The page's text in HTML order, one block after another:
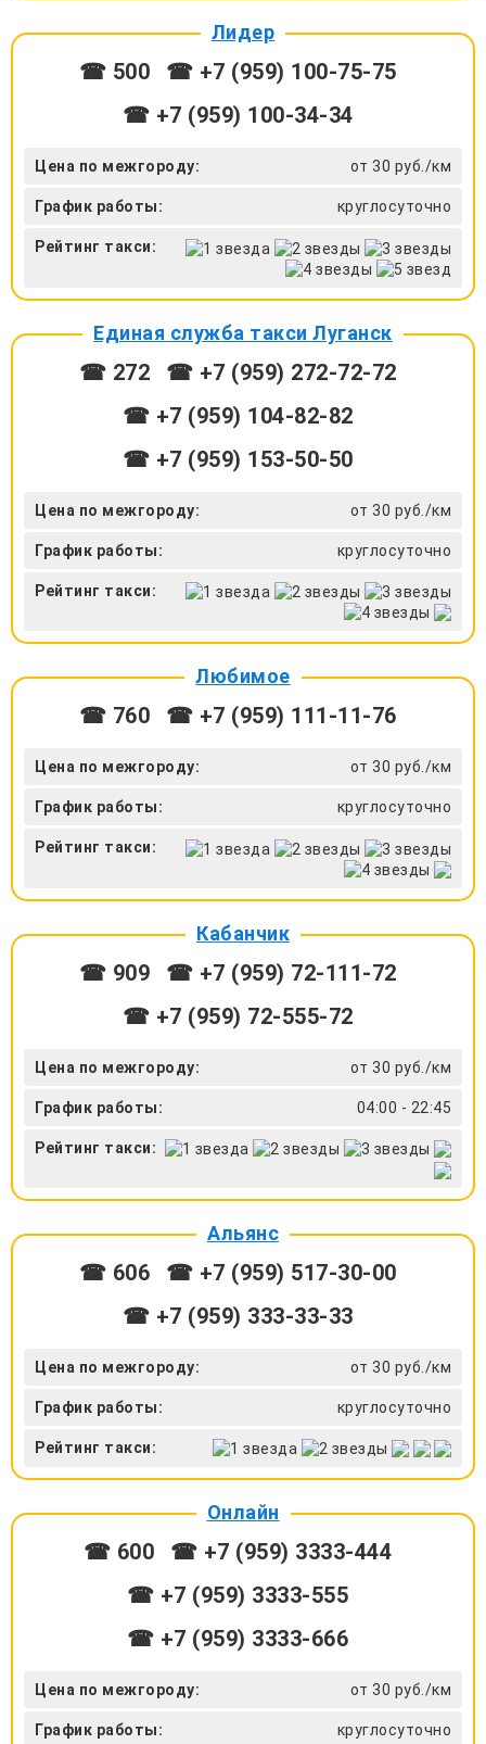
Лидер
☎ 500
☎ +7 (959) 100-75-75
☎ +7 (959) 100-34-34
Цена по межгороду: от 30 руб./км
График работы: круглосуточно
Рейтинг такси:
Единая служба такси Луганск
☎ 272
☎ +7 (959) 272-72-72
☎ ‎+7 (959) 104-82-82
☎ +7 (959) 153-50-50
Цена по межгороду: от 30 руб./км
График работы: круглосуточно
Рейтинг такси:
Любимое
☎ 760 ☎ +7 (959) 111-11-76
Цена по межгороду: от 30 руб./км
График работы: круглосуточно
Рейтинг такси:
Кабанчик
☎ 909
☎ +7 (959) 72-111-72
☎ +7 (959) 72-555-72
Цена по межгороду: от 30 руб./км
График работы: 04:00 - 22:45
Рейтинг такси:
Альянс
☎ 606
☎ +7 (959) 517-30-00
☎ +7 (959) 333-33-33
Цена по межгороду: от 30 руб./км
График работы: круглосуточно
Рейтинг такси:
Онлайн
☎ 600
☎ +7 (959) 3333-444
☎ +7 (959) 3333-555
☎ +7 (959) 3333-666
Цена по межгороду: от 30 руб./км
График работы: круглосуточно